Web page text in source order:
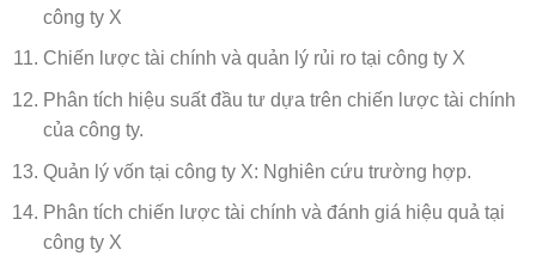
công ty X
Chiến lược tài chính và quản lý rủi ro tại công ty X
Phân tích hiệu suất đầu tư dựa trên chiến lược tài chính
của công ty.
Quản lý vốn tại công ty X: Nghiên cứu trường hợp.
Phân tích chiến lược tài chính và đánh giá hiệu quả tại
công ty X